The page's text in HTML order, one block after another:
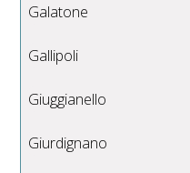
Galatone
Gallipoli
Giuggianello
Giurdignano